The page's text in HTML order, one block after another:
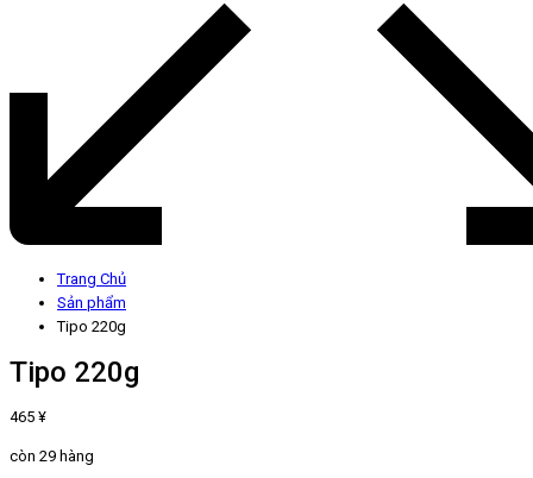
Trang Chủ
Sản phẩm
Tipo 220g
Tipo 220g
465 ¥
còn 29 hàng